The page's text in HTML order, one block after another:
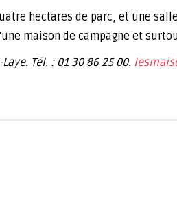
hectares de parc, et une
maison de campagne et
Tél. : 01 30 86 25 00.